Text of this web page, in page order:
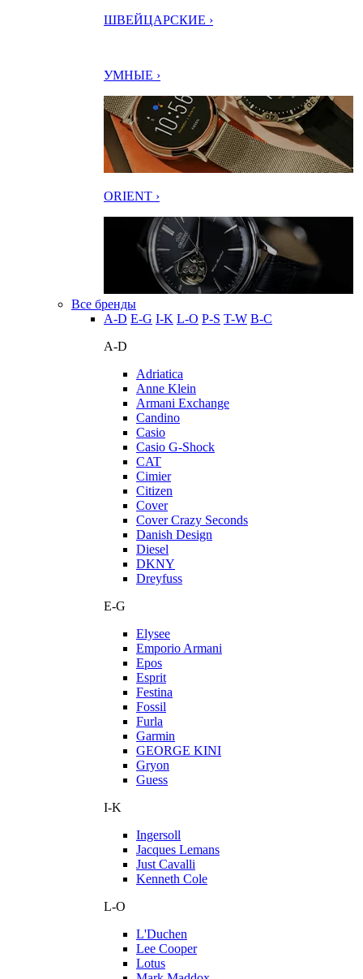
ШВЕЙЦАРСКИЕ ›
УМНЫЕ ›
ORIENT ›
Все бренды
A-D E-G I-K L-O P-S T-W В-С
A-D
Adriatica
Anne Klein
Armani Exchange
Candino
Casio
Casio G-Shock
CAT
Cimier
Citizen
Cover
Cover Crazy Seconds
Danish Design
Diesel
DKNY
Dreyfuss
E-G
Elysee
Emporio Armani
Epos
Esprit
Festina
Fossil
Furla
Garmin
GEORGE KINI
Gryon
Guess
I-K
Ingersoll
Jacques Lemans
Just Cavalli
Kenneth Cole
L-O
L'Duchen
Lee Cooper
Lotus